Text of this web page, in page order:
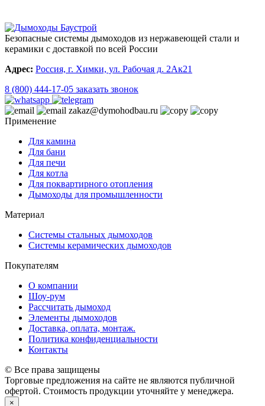
Безопасные системы дымоходов из нержавеющей стали и
керамики с доставкой по всей России
Адрес: Россия, г. Химки, ул. Рабочая д. 2Ак21
8 (800) 444-17-05 заказать звонок
zakaz@dymohodbau.ru
Применение
Для камина
Для бани
Для печи
Для котла
Для поквартирного отопления
Дымоходы для промышленности
Материал
Системы стальных дымоходов
Системы керамических дымоходов
Покупателям
О компании
Шоу-рум
Рассчитать дымоход
Элементы дымоходов
Доставка, оплата, монтаж.
Политика конфиденциальности
Контакты
© Все права защищены
Торговые предложения на сайте не являются публичной
офертой. Стоимость продукции уточняйте у менеджера.
×